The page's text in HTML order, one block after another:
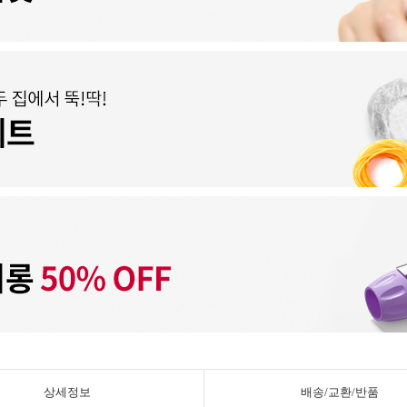
상세정보 배송/교환/반품